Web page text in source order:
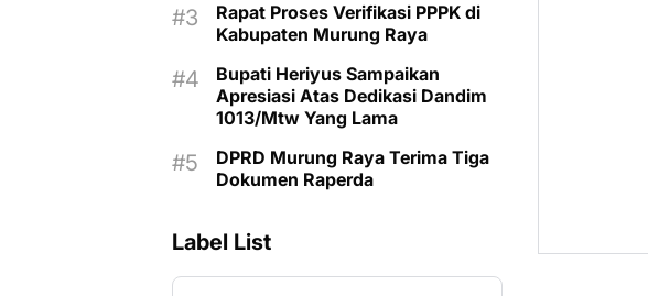
Rapat Proses Verifikasi PPPK di
Kabupaten Murung Raya
Bupati Heriyus Sampaikan
Apresiasi Atas Dedikasi Dandim
1013/Mtw Yang Lama
DPRD Murung Raya Terima Tiga
Dokumen Raperda
Label List